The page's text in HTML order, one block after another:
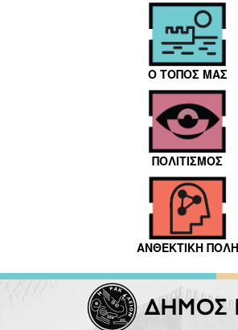
Ο ΤΟΠΟΣ ΜΑΣ
ΠΟΛΙΤΙΣΜΟΣ
ΑΝΘΕΚΤΙΚΗ ΠΟΛΗ